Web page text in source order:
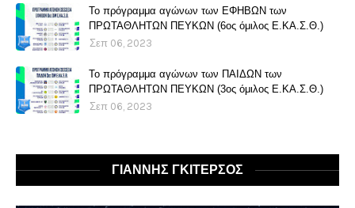
Το πρόγραμμα αγώνων των ΕΦΗΒΩΝ των
ΠΡΩΤΑΘΛΗΤΩΝ ΠΕΥΚΩΝ (6ος όμιλος Ε.ΚΑ.Σ.Θ.)
Σεπ 06, 2023
Το πρόγραμμα αγώνων των ΠΑΙΔΩΝ των
ΠΡΩΤΑΘΛΗΤΩΝ ΠΕΥΚΩΝ (3ος όμιλος Ε.ΚΑ.Σ.Θ.)
Σεπ 06, 2023
ΓΙΑΝΝΗΣ ΓΚΙΤΕΡΣΟΣ